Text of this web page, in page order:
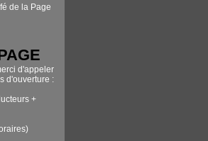
de la Page
d'appeler
d'ouverture :
+